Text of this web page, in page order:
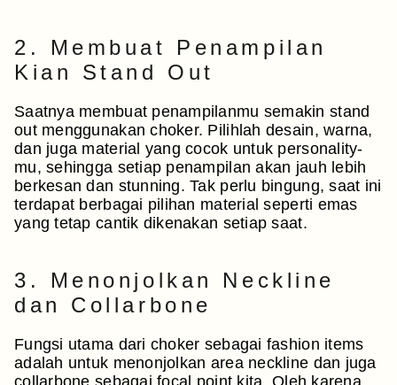
2. Membuat Penampilan
Kian Stand Out
Saatnya membuat penampilanmu semakin stand
out menggunakan choker. Pilihlah desain, warna,
dan juga material yang cocok untuk personality-
mu, sehingga setiap penampilan akan jauh lebih
berkesan dan stunning. Tak perlu bingung, saat ini
terdapat berbagai pilihan material seperti emas
yang tetap cantik dikenakan setiap saat.
3. Menonjolkan Neckline
dan Collarbone
Fungsi utama dari choker sebagai fashion items
adalah untuk menonjolkan area neckline dan juga
collarbone sebagai focal point kita. Oleh karena